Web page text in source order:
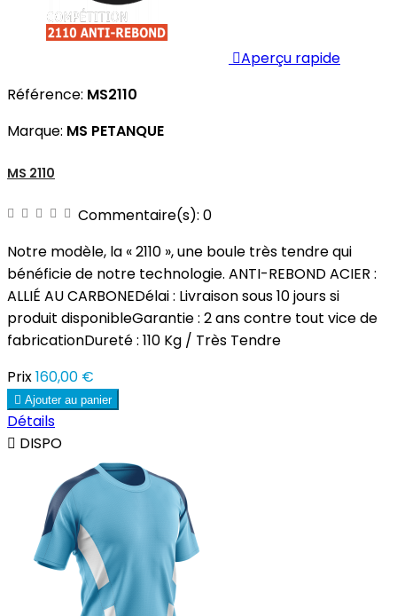
Aperçu rapide
Référence: MS2110
Marque: MS PETANQUE
MS 2110
Commentaire(s): 0
Notre modèle, la « 2110 », une boule très tendre qui
bénéficie de notre technologie. ANTI-REBOND ACIER :
ALLIÉ AU CARBONEDélai : Livraison sous 10 jours si
produit disponibleGarantie : 2 ans contre tout vice de
fabricationDureté : 110 Kg / Très Tendre
Prix160,00 €
 Ajouter au panier
Détails
 DISPO